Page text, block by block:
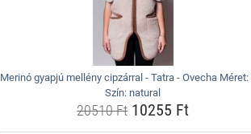
Merinó gyapjú mellény cipzárral - Tatra - Ovecha Méret:
Szín: natural
20510 Ft10255 Ft